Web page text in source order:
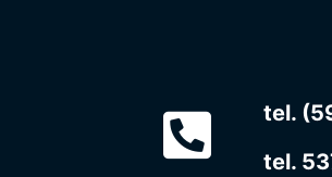
tel.
tel.